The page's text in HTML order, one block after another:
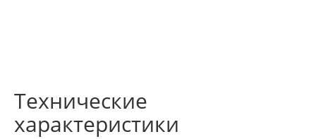
Технические
характеристики